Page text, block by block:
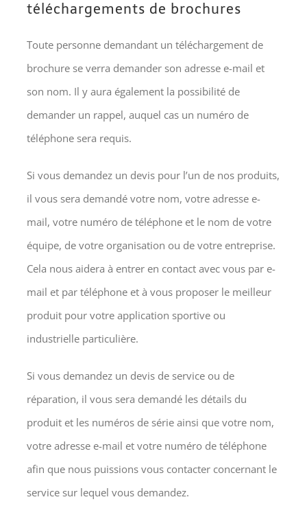
téléchargements de brochures
Toute personne demandant un téléchargement de
brochure se verra demander son adresse e-mail et
son nom. Il y aura également la possibilité de
demander un rappel, auquel cas un numéro de
téléphone sera requis.
Si vous demandez un devis pour l’un de nos produits,
il vous sera demandé votre nom, votre adresse e-
mail, votre numéro de téléphone et le nom de votre
équipe, de votre organisation ou de votre entreprise.
Cela nous aidera à entrer en contact avec vous par e-
mail et par téléphone et à vous proposer le meilleur
produit pour votre application sportive ou
industrielle particulière.
Si vous demandez un devis de service ou de
réparation, il vous sera demandé les détails du
produit et les numéros de série ainsi que votre nom,
votre adresse e-mail et votre numéro de téléphone
afin que nous puissions vous contacter concernant le
service sur lequel vous demandez.